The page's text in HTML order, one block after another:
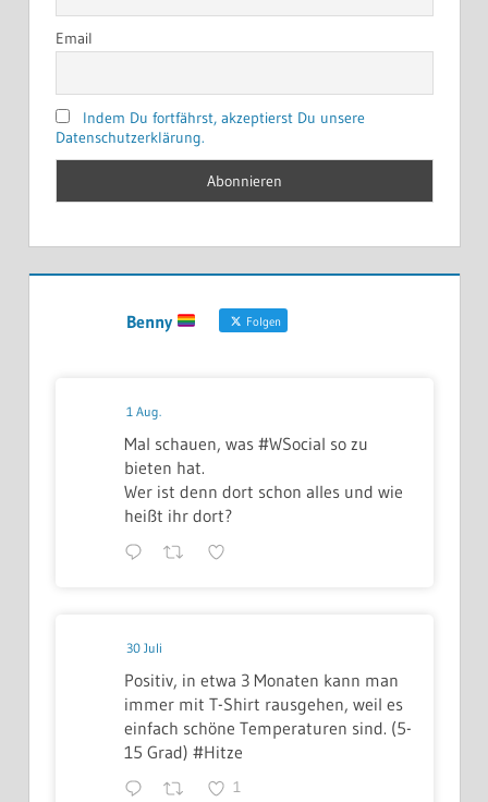
Email
Indem Du fortfährst, akzeptierst Du unsere
Datenschutzerklärung.
Benny Folgen
1 Aug.
Mal schauen, was #WSocial so zu
bieten hat.
Wer ist denn dort schon alles und wie
heißt ihr dort?
30 Juli
Positiv, in etwa 3 Monaten kann man
immer mit T-Shirt rausgehen, weil es
einfach schöne Temperaturen sind. (5-
15 Grad) #Hitze
1